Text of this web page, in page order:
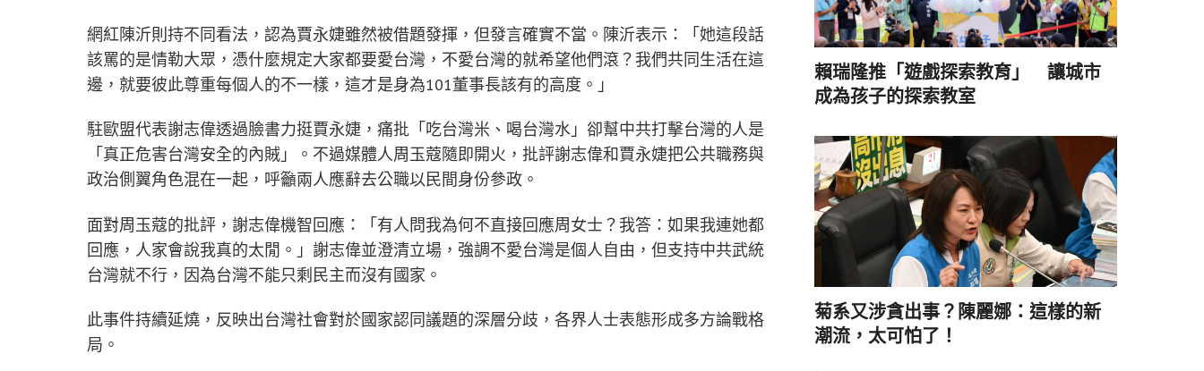
網紅陳沂則持不同看法，認為賈永婕雖然被借題發揮，但發言確實不當。陳沂表示：「她這段話
該罵的是情勒大眾，憑什麼規定大家都要愛台灣，不愛台灣的就希望他們滾？我們共同生活在這
邊，就要彼此尊重每個人的不一樣，這才是身為101董事長該有的高度。」
駐歐盟代表謝志偉透過臉書力挺賈永婕，痛批「吃台灣米、喝台灣水」卻幫中共打擊台灣的人是
「真正危害台灣安全的內賊」。不過媒體人周玉蔻隨即開火，批評謝志偉和賈永婕把公共職務與
政治側翼角色混在一起，呼籲兩人應辭去公職以民間身份參政。
面對周玉蔻的批評，謝志偉機智回應：「有人問我為何不直接回應周女士？我答：如果我連她都
回應，人家會說我真的太閒。」謝志偉並澄清立場，強調不愛台灣是個人自由，但支持中共武統
台灣就不行，因為台灣不能只剩民主而沒有國家。
此事件持續延燒，反映出台灣社會對於國家認同議題的深層分歧，各界人士表態形成多方論戰格
局。
賴瑞隆推「遊戲探索教育」 讓城市
成為孩子的探索教室
菊系又涉貪出事？陳麗娜：這樣的新
潮流，太可怕了！